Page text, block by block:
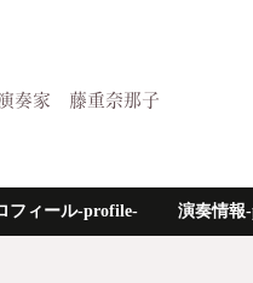
奏家 藤重奈那子
フィール-profile- 演奏情報